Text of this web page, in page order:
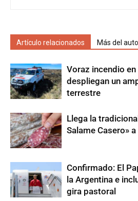
Artículo relacionados Más del
Voraz incendio
despliegan un
terrestre
Llega la
Salame Casero»
Confirmado: El
la Argentina e
gira pastoral